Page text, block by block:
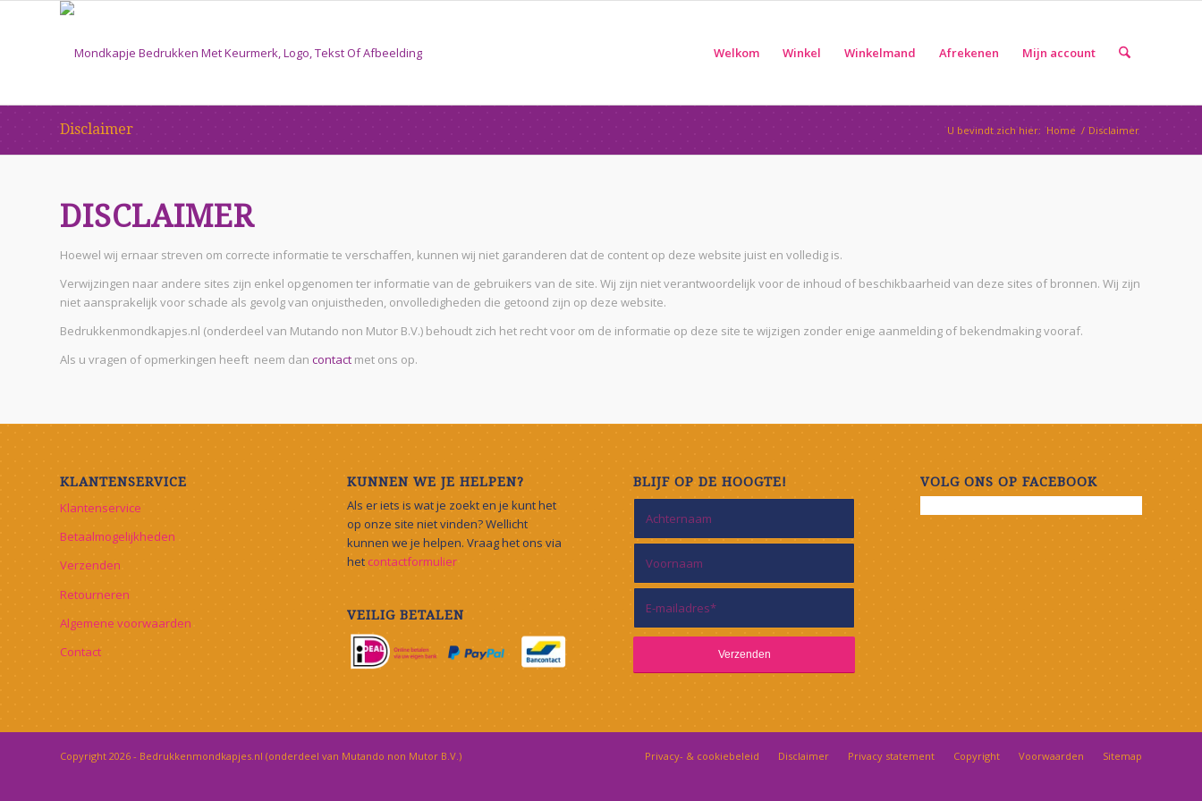
Welkom Winkel Winkelmand Afrekenen Mijn account
Disclaimer U bevindt zich hier: Home / Disclaimer
DISCLAIMER
Hoewel wij ernaar streven om correcte informatie te verschaffen, kunnen wij niet garanderen dat de content op deze website juist en volledig is.
Verwijzingen naar andere sites zijn enkel opgenomen ter informatie van de gebruikers van de site. Wij zijn niet verantwoordelijk voor de inhoud of beschikbaarheid van deze sites of bronnen. Wij zijn
niet aansprakelijk voor schade als gevolg van onjuistheden, onvolledigheden die getoond zijn op deze website.
Bedrukkenmondkapjes.nl (onderdeel van Mutando non Mutor B.V.) behoudt zich het recht voor om de informatie op deze site te wijzigen zonder enige aanmelding of bekendmaking vooraf.
Als u vragen of opmerkingen heeft neem dan contact met ons op.
KLANTENSERVICE
Klantenservice
Betaalmogelijkheden
Verzenden
Retourneren
Algemene voorwaarden
Contact
KUNNEN WE JE HELPEN?
Als er iets is wat je zoekt en je kunt het
op onze site niet vinden? Wellicht
kunnen we je helpen. Vraag het ons via
het contactformulier
VEILIG BETALEN
BLIJF OP DE HOOGTE! VOLG ONS OP FACEBOOK
Copyright 2026 - Bedrukkenmondkapjes.nl (onderdeel van Mutando non Mutor B.V.) Privacy- & cookiebeleid Disclaimer Privacy statement Copyright Voorwaarden Sitemap